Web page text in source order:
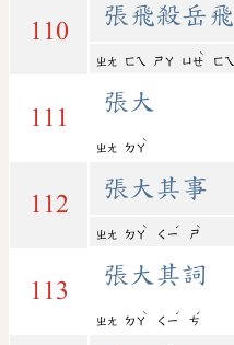
110
張飛殺岳飛
ㄓㄤ ㄈㄟ ㄕㄚ ㄩㄝ
ˋ
ㄈㄟ
111
張大
ㄓㄤ ㄉㄚ
ˋ
112
張大其事
ㄓㄤ ㄉㄚ
ˋ
ㄑㄧ
ˊ
ㄕ
ˋ
113
張大其詞
ㄓㄤ ㄉㄚ
ˋ
ㄑㄧ
ˊ
ㄘ
ˊ